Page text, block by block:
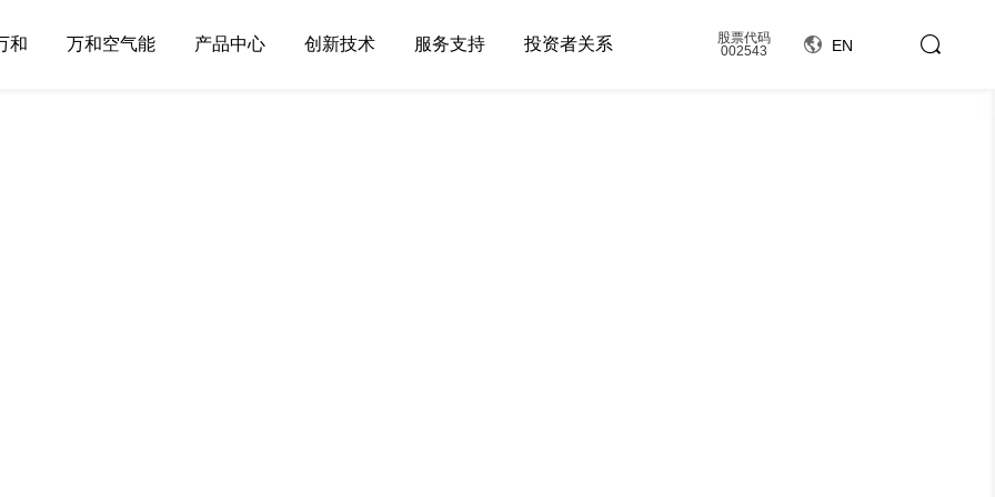
和 万和空气能 产品中心 创新技术 服务支持 投资者关系
股票代码
002543
EN